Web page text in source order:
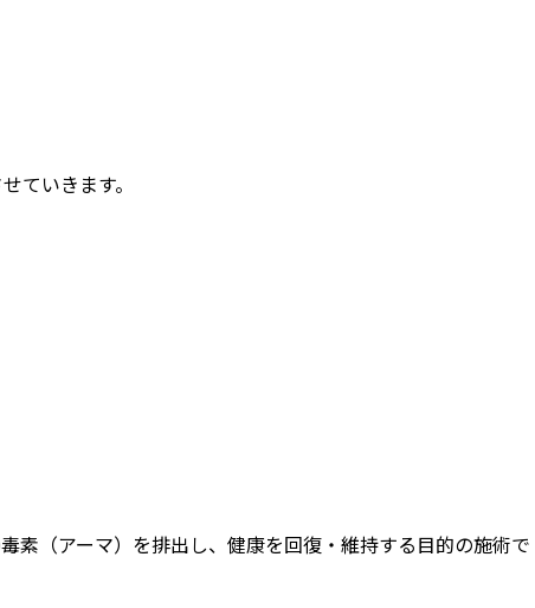
ていきます。
素（アーマ）を排出し、健康を回復・維持する目的の施術で